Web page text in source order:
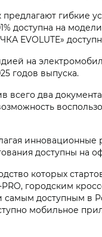
гибкие
на
EVOLUTE»
на
годов выпуска.
всего два
доступны на
которых
городским
доступным в
мобильное